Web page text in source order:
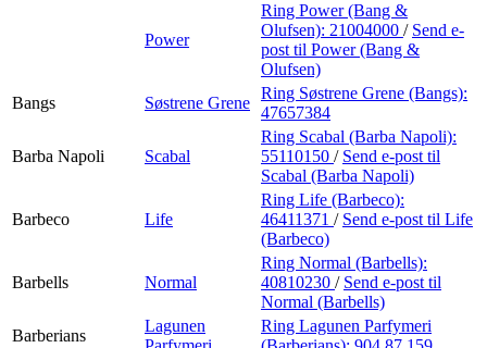
Power
Ring Power (Bang &
Olufsen): 21004000 / Send e-
post til Power (Bang &
Olufsen)
Bangs
Søstrene Grene
Ring Søstrene Grene (Bangs):
47657384
Barba Napoli Scabal
Ring Scabal (Barba Napoli):
55110150 / Send e-post til
Scabal (Barba Napoli)
Barbeco Life
Ring Life (Barbeco):
46411371 / Send e-post til Life
(Barbeco)
Barbells Normal
Ring Normal (Barbells):
40810230 / Send e-post til
Normal (Barbells)
Barberians
Lagunen
Ring Lagunen Parfymeri